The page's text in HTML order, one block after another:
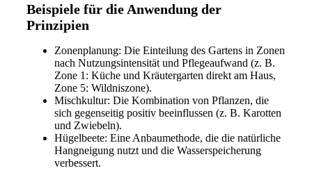
Beispiele für die Anwendung der
Prinzipien
Zonenplanung: Die Einteilung des Gartens in Zonen
nach Nutzungsintensität und Pflegeaufwand (z. B.
Zone 1: Küche und Kräutergarten direkt am Haus,
Zone 5: Wildniszone).
Mischkultur: Die Kombination von Pflanzen, die
sich gegenseitig positiv beeinflussen (z. B. Karotten
und Zwiebeln).
Hügelbeete: Eine Anbaumethode, die die natürliche
Hangneigung nutzt und die Wasserspeicherung
verbessert.